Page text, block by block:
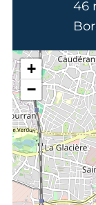
46
+
−